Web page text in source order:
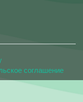
соглашение